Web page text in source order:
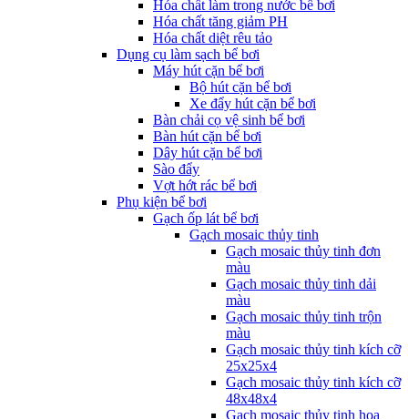
Hóa chất làm trong nước bể bơi
Hóa chất tăng giảm PH
Hóa chất diệt rêu tảo
Dụng cụ làm sạch bể bơi
Máy hút cặn bể bơi
Bộ hút cặn bể bơi
Xe đẩy hút cặn bể bơi
Bàn chải cọ vệ sinh bể bơi
Bàn hút cặn bể bơi
Dây hút cặn bể bơi
Sào đẩy
Vợt hớt rác bể bơi
Phụ kiện bể bơi
Gạch ốp lát bể bơi
Gạch mosaic thủy tinh
Gạch mosaic thủy tinh đơn
màu
Gạch mosaic thủy tinh dải
màu
Gạch mosaic thủy tinh trộn
màu
Gạch mosaic thủy tinh kích cỡ
25x25x4
Gạch mosaic thủy tinh kích cỡ
48x48x4
Gạch mosaic thủy tinh hoa